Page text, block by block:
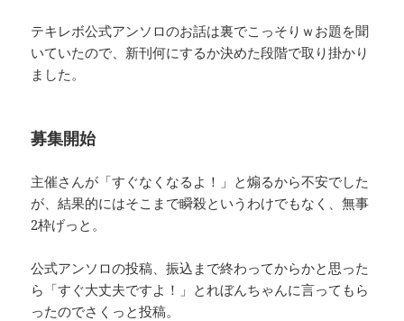
テキレボ公式アンソロのお話は裏でこっそりｗお題を聞
いていたので、新刊何にするか決めた段階で取り掛かり
ました。
募集開始
主催さんが「すぐなくなるよ！」と煽るから不安でした
が、結果的にはそこまで瞬殺というわけでもなく、無事
2枠げっと。
公式アンソロの投稿、振込まで終わってからかと思った
ら「すぐ大丈夫ですよ！」とれぼんちゃんに言ってもら
ったのでさくっと投稿。